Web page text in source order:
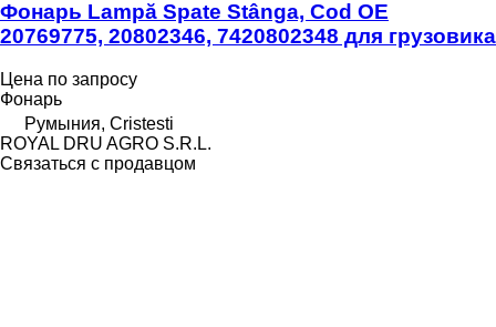
Фонарь Lampă Spate Stânga, Cod OE
20769775, 20802346, 7420802348 для грузовика
Цена по запросу
Фонарь
Румыния, Cristesti
ROYAL DRU AGRO S.R.L.
Связаться с продавцом